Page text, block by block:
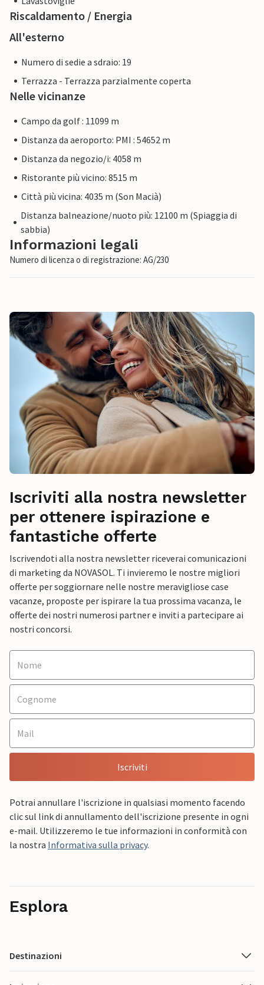
Riscaldamento / Energia
All'esterno
Numero di sedie a sdraio: 19
Terrazza - Terrazza parzialmente coperta
Nelle vicinanze
Campo da golf : 11099 m
Distanza da aeroporto: PMI : 54652 m
Distanza da negozio/i: 4058 m
Ristorante più vicino: 8515 m
Città più vicina: 4035 m (Son Macià)
Distanza balneazione/nuoto più: 12100 m (Spiaggia di
sabbia)
Informazioni legali
Numero di licenza o di registrazione: AG/230
Iscriviti alla nostra newsletter
per ottenere ispirazione e
fantastiche offerte
Iscrivendoti alla nostra newsletter riceverai comunicazioni
di marketing da NOVASOL. Ti invieremo le nostre migliori
offerte per soggiornare nelle nostre meravigliose case
vacanze, proposte per ispirare la tua prossima vacanza, le
offerte dei nostri numerosi partner e inviti a partecipare ai
nostri concorsi.
Iscriviti
Potrai annullare l'iscrizione in qualsiasi momento facendo
clic sul link di annullamento dell'iscrizione presente in ogni
e-mail. Utilizzeremo le tue informazioni in conformità con
la nostra Informativa sulla privacy.
Esplora
Destinazioni